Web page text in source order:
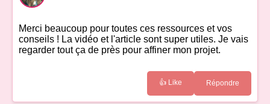
Merci beaucoup pour toutes ces ressources et vos
conseils ! La vidéo et l'article sont super utiles. Je vais
regarder tout ça de près pour affiner mon projet.
👍 Like Répondre